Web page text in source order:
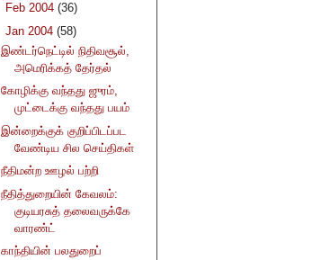
Feb 2004 (36)
Jan 2004 (58)
இண்டர்நெட்டில் நிதிவசூல்,
அமெரிக்கத் தேர்தல்
கோழிக்கு வந்தது ஜுரம்,
முட்டைக்கு வந்தது பயம்
இன்றைக்குக் குறிப்பிடப்பட
வேண்டிய சில செய்திகள்
நீதிமன்ற ஊழல் பற்றி
நீதித்துறையின் கேவலம்:
குடியரசுத் தலைவருக்கே
வாரண்ட்
காந்தியின் பலதுறைப்